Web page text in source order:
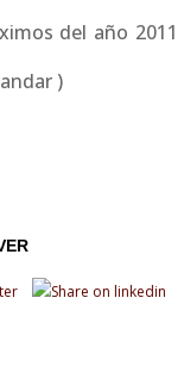
del año
)